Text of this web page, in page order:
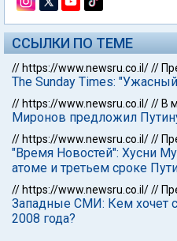
ССЫЛКИ ПО ТЕМЕ
// https://www.newsru.co.il///
The Sunday Times:
// https://www.newsru.co.il/// В
Миронов предложил
// https://www.newsru.co.il///
"Время Новостей": Хусни
атоме и третьем сроке
// https://www.newsru.co.il///
Западные СМИ: Кем хочет
2008 года?